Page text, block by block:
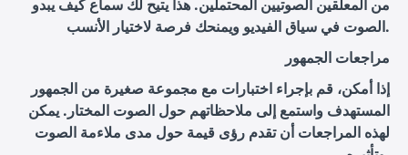
من المعلقين الصوتيين المحتملين. هذا يتيح لك سماع كيف يبدو
الصوت في سياق الفيديو ويمنحك فرصة لاختيار الأنسب.
مراجعات الجمهور
إذا أمكن، قم بإجراء اختبارات مع مجموعة صغيرة من الجمهور
المستهدف واستمع إلى ملاحظاتهم حول الصوت المختار. يمكن
لهذه المراجعات أن تقدم رؤى قيمة حول مدى ملاءمة الصوت